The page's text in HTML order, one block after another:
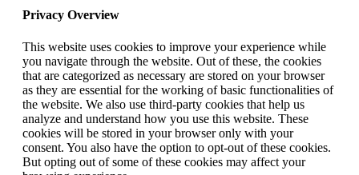
Privacy Overview
This website uses cookies to improve your experience while
you navigate through the website. Out of these, the cookies
that are categorized as necessary are stored on your browser
as they are essential for the working of basic functionalities of
the website. We also use third-party cookies that help us
analyze and understand how you use this website. These
cookies will be stored in your browser only with your
consent. You also have the option to opt-out of these cookies.
But opting out of some of these cookies may affect your